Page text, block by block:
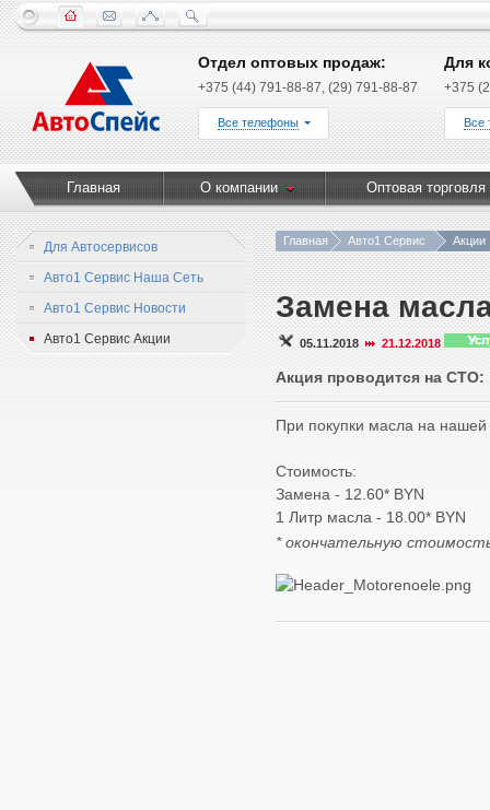
Отдел оптовых продаж:
+375 (44) 791-88-87, (29) 791-88-87
Все телефоны
Для
+375
Все
Главная О компании Оптовая торговля
Для Автосервисов
Авто1 Сервис Наша Сеть
Авто1 Сервис Новости
Авто1 Сервис Акции
Главная Авто1 Сервис Акции
Замена
05.11.2018 21.12.2018
Акция проводится на СТО:
При покупки масла на
Стоимость:
Замена - 12.60* BYN
1 Литр масла - 18.00* BYN
* окончательную